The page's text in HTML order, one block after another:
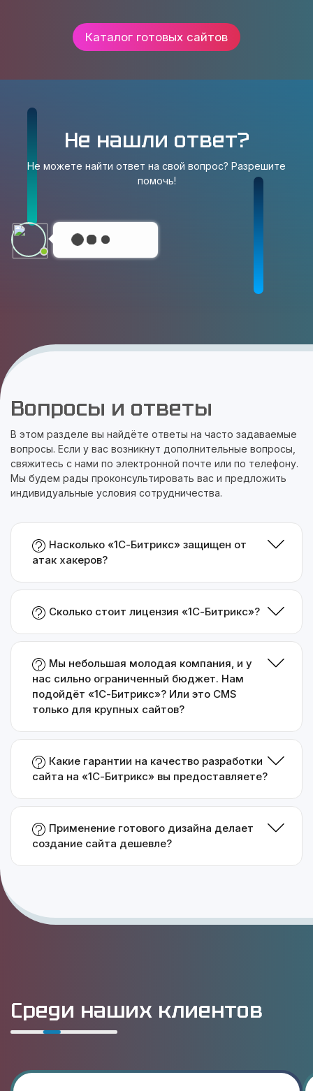
Каталог готовых сайтов
Не нашли ответ?
Не можете найти ответ на свой вопрос? Разрешите
помочь!
Вопросы и ответы
В этом разделе вы найдёте ответы на часто задаваемые
вопросы. Если у вас возникнут дополнительные вопросы,
свяжитесь с нами по электронной почте или по телефону.
Мы будем рады проконсультировать вас и предложить
индивидуальные условия сотрудничества.
Насколько «1С-Битрикс» защищен от
атак хакеров?
Сколько стоит лицензия «1С-Битрикс»?
Мы небольшая молодая компания, и у
нас сильно ограниченный бюджет. Нам
подойдёт «1С-Битрикс»? Или это CMS
только для крупных сайтов?
Какие гарантии на качество разработки
сайта на «1С-Битрикс» вы предоставляете?
Применение готового дизайна делает
создание сайта дешевле?
Среди наших клиентов